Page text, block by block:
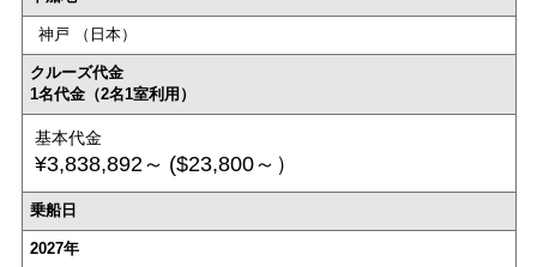
神戸 （日本）
クルーズ代金
1名代金（2名1室利用）
基本代金
¥3,838,892～ ($23,800～）
乗船日
2027年